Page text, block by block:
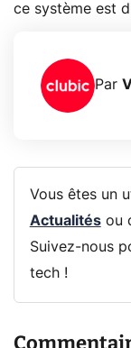
ce système est
Par
Vous êtes un
Actualitésou
Suivez-nous
tech !